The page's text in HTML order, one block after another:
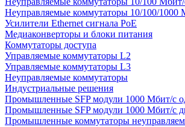
Неуправляемые коммутаторы 10/100/1000
Усилители Ethernet сигнала PoE
Медиаконверторы и блоки питания
Коммутаторы доступа
Управляемые коммутаторы L2
Управляемые коммутаторы L3
Неуправляемые коммутаторы
Индустриальные решения
Промышленные SFP модули 1000 Мбит/c
Промышленные SFP модули 1000 Мбит/c
Промышленные коммутаторы